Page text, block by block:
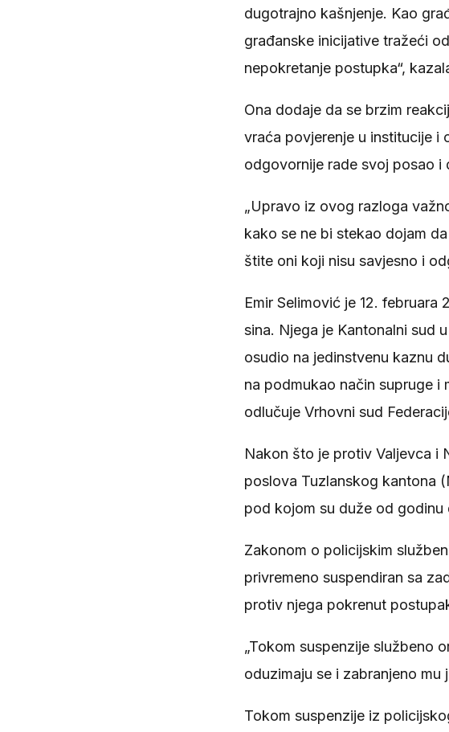
dugotrajno kašnjenje. Kao
građanske inicijative tražeći
nepokretanje postupka“,
Ona dodaje da se brzim
vraća povjerenje u institucije i
odgovornije rade svoj posao i
„Upravo iz ovog razloga
kako se ne bi stekao dojam
štite oni koji nisu savjesno i
Emir Selimović je 12.
sina. Njega je Kantonalni sud
osudio na jedinstvenu kaznu
na podmukao način supruge i
odlučuje Vrhovni sud
Nakon što je protiv Valjevca i
poslova Tuzlanskog kantona
pod kojom su duže od
Zakonom o policijskim
privremeno suspendiran sa
protiv njega pokrenut
„Tokom suspenzije službeno
oduzimaju se i zabranjeno mu
Tokom suspenzije iz